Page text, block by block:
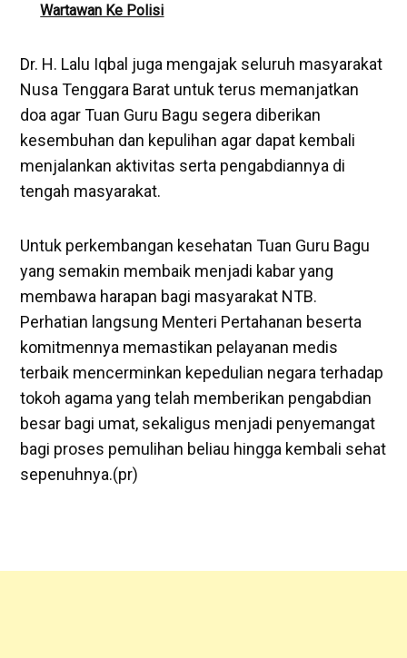
Wartawan Ke Polisi
Dr. H. Lalu Iqbal juga mengajak seluruh masyarakat
Nusa Tenggara Barat untuk terus memanjatkan
doa agar Tuan Guru Bagu segera diberikan
kesembuhan dan kepulihan agar dapat kembali
menjalankan aktivitas serta pengabdiannya di
tengah masyarakat.
Untuk perkembangan kesehatan Tuan Guru Bagu
yang semakin membaik menjadi kabar yang
membawa harapan bagi masyarakat NTB.
Perhatian langsung Menteri Pertahanan beserta
komitmennya memastikan pelayanan medis
terbaik mencerminkan kepedulian negara terhadap
tokoh agama yang telah memberikan pengabdian
besar bagi umat, sekaligus menjadi penyemangat
bagi proses pemulihan beliau hingga kembali sehat
sepenuhnya.(pr)